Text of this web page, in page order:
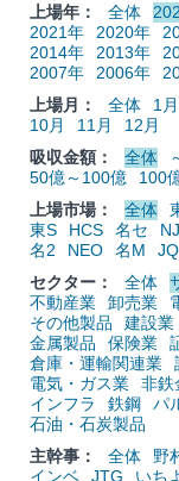
上場年：
全体
2021年
2020年
2014年
2013年
2007年
2006年
上場月：
全体 1月
10月
11月
12月
吸収金額：
全体
50億～100億
100
上場市場：
全体
東S
HCS 名セ
名2
NEO 名M
セクター：
全体
不動産業
卸売業
その他製品
建設業
金属製品
保険業
倉庫・運輸関連業
電気・ガス業
非鉄
インフラ
鉄鋼 パ
石油・石炭製品
主幹事：
全体 野
インベ
JTG いち